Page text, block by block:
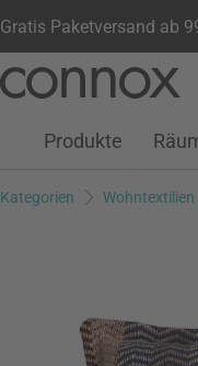
Gratis Paketversand ab
Kundenkonto
Wunschliste
Warenkorb
Produkte
Kategorien Wohntextilien